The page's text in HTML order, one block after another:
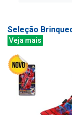
Seleção
Veja mais